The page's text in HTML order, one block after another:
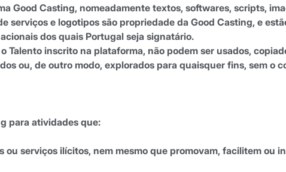
Good Casting, nomeadamente textos, softwares, scripts,
serviços e logotipos são propriedade da Good Casting, e
dos quais Portugal seja signatário.
Talento inscrito na plataforma, não podem ser usados,
ou, de outro modo, explorados para quaisquer fins, sem o
para atividades que:
serviços ilícitos, nem mesmo que promovam, facilitem ou